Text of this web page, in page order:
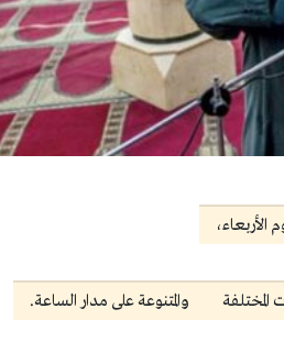
الأربعاء،
والمتنوعة على مدار الساعة.